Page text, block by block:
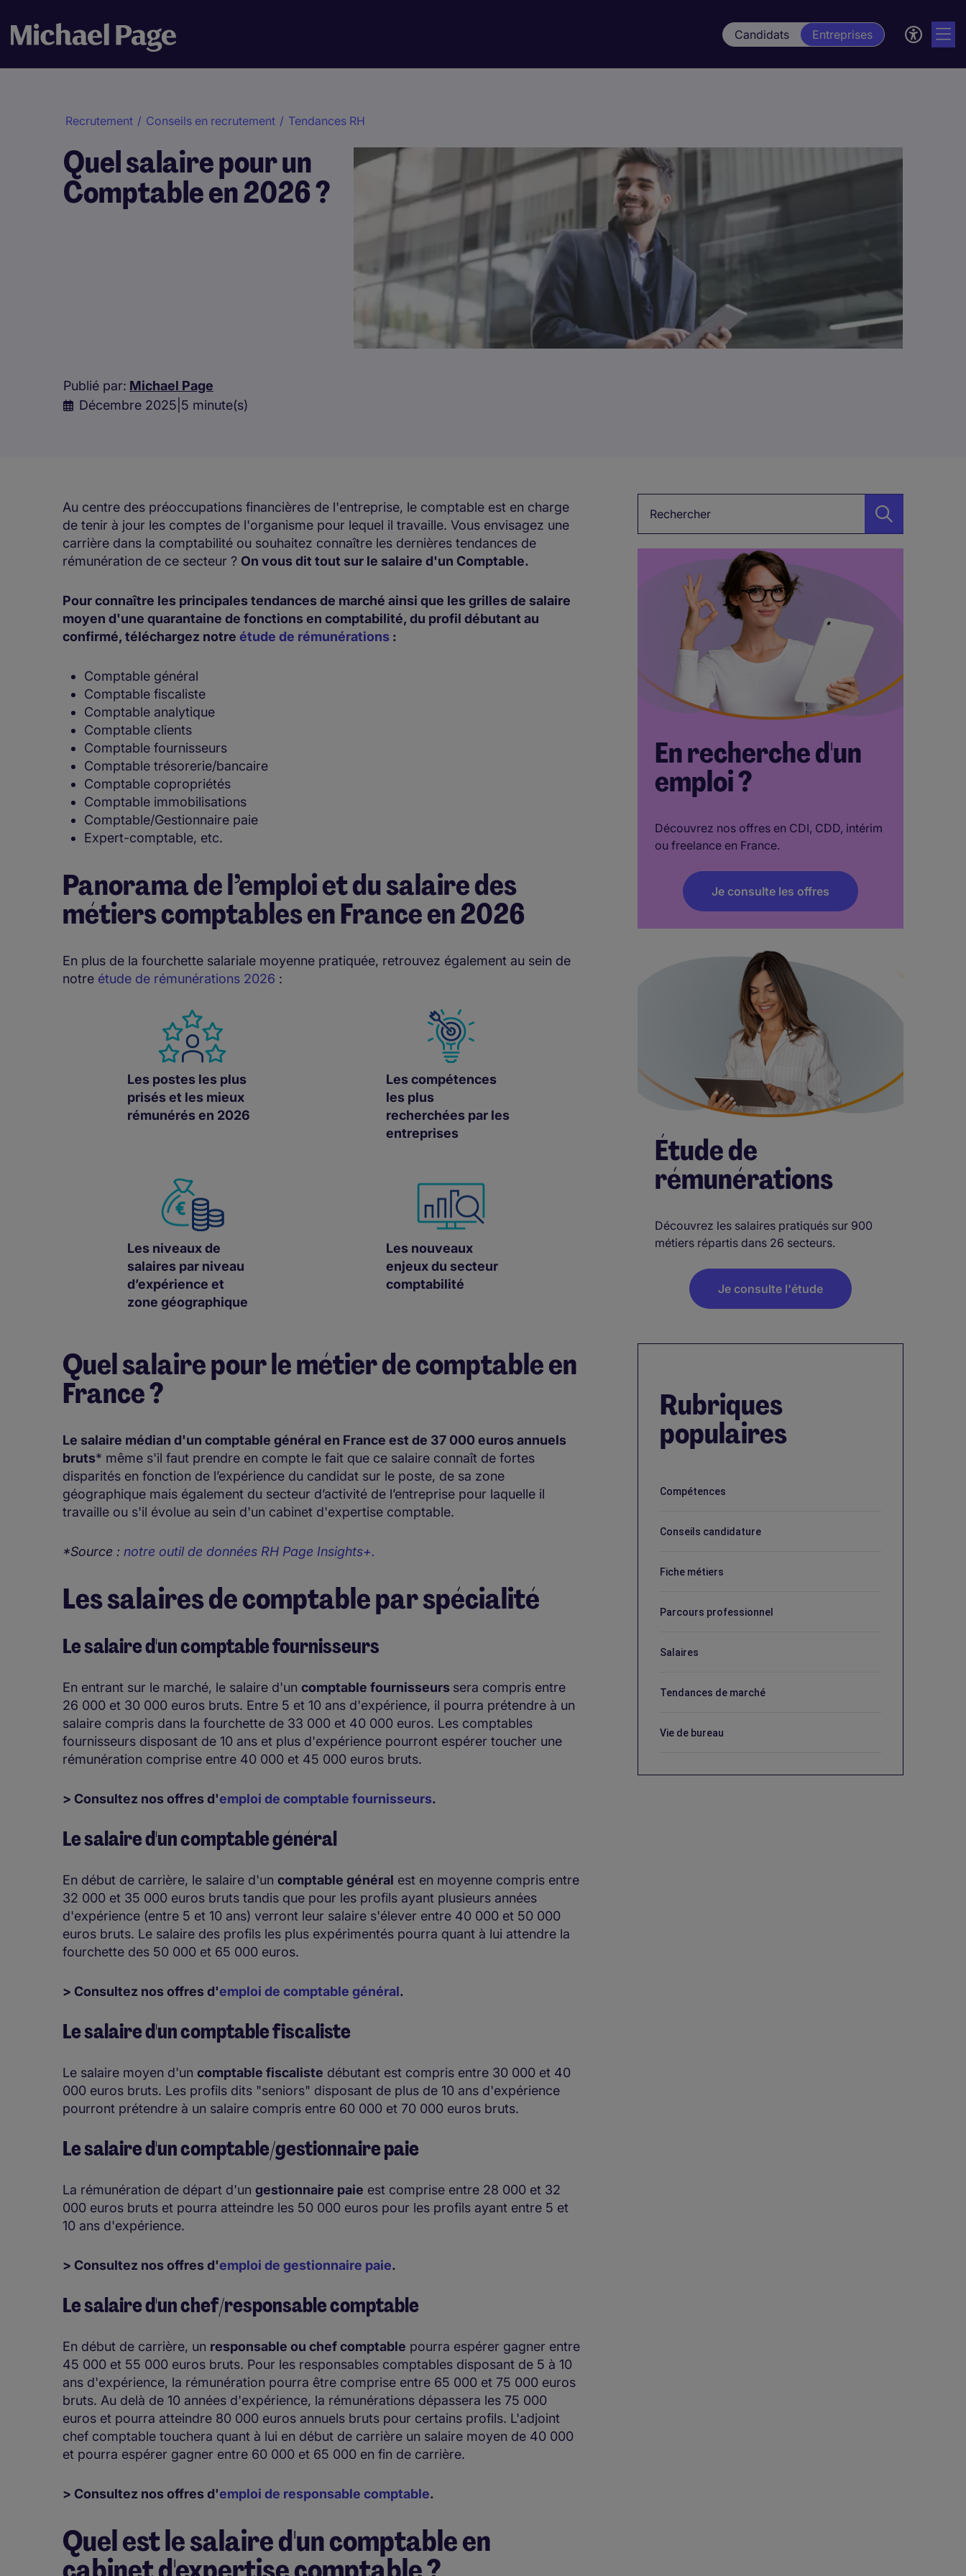
Candidats Entreprises
Recrutement / Conseils en recrutement / Tendances RH
Quel salaire pour un
Comptable en 2026 ?
Publié par: Michael Page
Décembre 2025 5 minute(s)
Au centre des préoccupations financières de l'entreprise, le comptable est en charge
de tenir à jour les comptes de l'organisme pour lequel il travaille. Vous envisagez une
carrière dans la comptabilité ou souhaitez connaître les dernières tendances de
rémunération de ce secteur ? On vous dit tout sur le salaire d'un Comptable.
Pour connaître les principales tendances de marché ainsi que les grilles de salaire
moyen d'une quarantaine de fonctions en comptabilité, du profil débutant au
confirmé, téléchargez notre étude de rémunérations :
Comptable général
Comptable fiscaliste
Comptable analytique
Comptable clients
Comptable fournisseurs
Comptable trésorerie/bancaire
Comptable copropriétés
Comptable immobilisations
Comptable/Gestionnaire paie
Expert-comptable, etc.
Panorama de l’emploi et du salaire des
métiers comptables en France en 2026
En plus de la fourchette salariale moyenne pratiquée, retrouvez également au sein de
notre étude de rémunérations 2026 :
Les postes les plus
prisés et les mieux
rémunérés en 2026
Les compétences
les plus
recherchées par les
entreprises
Les niveaux de
salaires par niveau
d’expérience et
zone géographique
Les nouveaux
enjeux du secteur
comptabilité
Quel salaire pour le métier de comptable en
France ?
Le salaire médian d'un comptable général en France est de 37 000 euros annuels
bruts* même s'il faut prendre en compte le fait que ce salaire connaît de fortes
disparités en fonction de l’expérience du candidat sur le poste, de sa zone
géographique mais également du secteur d’activité de l’entreprise pour laquelle il
travaille ou s'il évolue au sein d'un cabinet d'expertise comptable.
*Source : notre outil de données RH Page Insights+.
Les salaires de comptable par spécialité
Le salaire d'un comptable fournisseurs
En entrant sur le marché, le salaire d'un comptable fournisseurs sera compris entre
26 000 et 30 000 euros bruts. Entre 5 et 10 ans d'expérience, il pourra prétendre à un
salaire compris dans la fourchette de 33 000 et 40 000 euros. Les comptables
fournisseurs disposant de 10 ans et plus d'expérience pourront espérer toucher une
rémunération comprise entre 40 000 et 45 000 euros bruts.
> Consultez nos offres d'emploi de comptable fournisseurs.
Le salaire d'un comptable général
En début de carrière, le salaire d'un comptable général est en moyenne compris entre
32 000 et 35 000 euros bruts tandis que pour les profils ayant plusieurs années
d'expérience (entre 5 et 10 ans) verront leur salaire s'élever entre 40 000 et 50 000
euros bruts. Le salaire des profils les plus expérimentés pourra quant à lui attendre la
fourchette des 50 000 et 65 000 euros.
> Consultez nos offres d'emploi de comptable général.
Le salaire d'un comptable fiscaliste
Le salaire moyen d'un comptable fiscaliste débutant est compris entre 30 000 et 40
000 euros bruts. Les profils dits "seniors" disposant de plus de 10 ans d'expérience
pourront prétendre à un salaire compris entre 60 000 et 70 000 euros bruts.
Le salaire d'un comptable/gestionnaire paie
La rémunération de départ d'un gestionnaire paie est comprise entre 28 000 et 32
000 euros bruts et pourra atteindre les 50 000 euros pour les profils ayant entre 5 et
10 ans d'expérience.
> Consultez nos offres d'emploi de gestionnaire paie.
Le salaire d'un chef/responsable comptable
En début de carrière, un responsable ou chef comptable pourra espérer gagner entre
45 000 et 55 000 euros bruts. Pour les responsables comptables disposant de 5 à 10
ans d'expérience, la rémunération pourra être comprise entre 65 000 et 75 000 euros
bruts. Au delà de 10 années d'expérience, la rémunérations dépassera les 75 000
euros et pourra atteindre 80 000 euros annuels bruts pour certains profils. L'adjoint
chef comptable touchera quant à lui en début de carrière un salaire moyen de 40 000
et pourra espérer gagner entre 60 000 et 65 000 en fin de carrière.
> Consultez nos offres d'emploi de responsable comptable.
Quel est le salaire d'un comptable en
En recherche d'un
emploi ?
Découvrez nos offres en CDI, CDD, intérim
ou freelance en France.
Je consulte les offres
Étude de
rémunérations
Découvrez les salaires pratiqués sur 900
métiers répartis dans 26 secteurs.
Je consulte l'étude
Rubriques
populaires
Compétences
Conseils candidature
Fiche métiers
Parcours professionnel
Salaires
Tendances de marché
Vie de bureau